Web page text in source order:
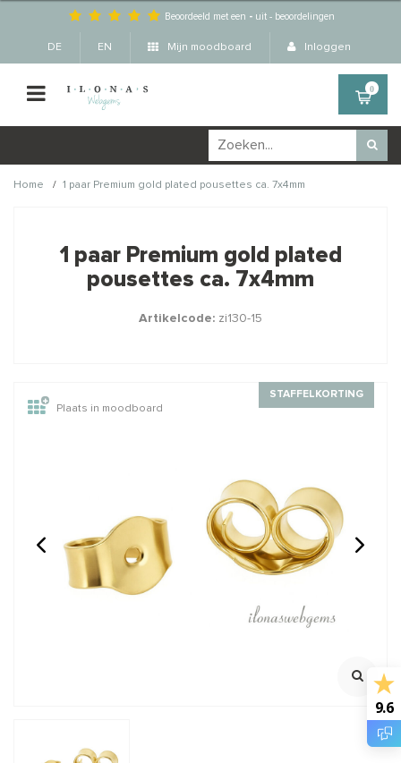
Beoordeeld met een - uit -beoordelingen
DE EN Mijn moodboard Inloggen
0
Home / 1 paar Premium gold plated pousettes ca. 7x4mm
producten ook interessant
voor je?
plated oorhaakjes ca.
16.5x10mm
Klik voor staffelkorting
1 paar 14/20 Gold filled
oorknopjes 4mm
Met open oogje
Klik voor staffelkorting
Incl. btw
€8,22
1 paar Premium gold plated
pousettes ca. 7x4mm
Artikelcode: zi130-15
STAFFELKORTING
Plaats in moodboard
9.6